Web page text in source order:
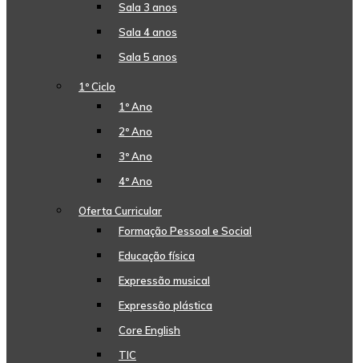
Sala 3 anos
Sala 4 anos
Sala 5 anos
1º Ciclo
1º Ano
2º Ano
3º Ano
4º Ano
Oferta Curricular
Formação Pessoal e Social
Educação física
Expressão musical
Expressão plástica
Core English
TIC